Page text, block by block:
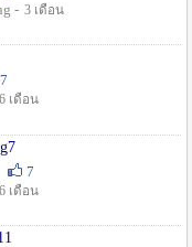
- 3 เดือน
7
6 เดือน
7
6 เดือน